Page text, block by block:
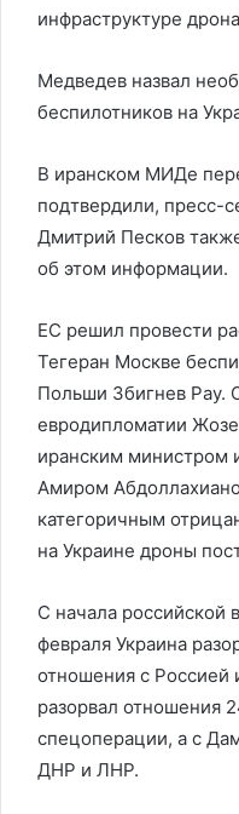
инфраструктуре
Медведев назвал
беспилотников на
В иранском МИДе
подтвердили, пресс-
Дмитрий Песков
об этом информации.
ЕС решил провести
Тегеран Москве
Польши Збигнев Рау.
евродипломатии
иранским министром
Амиром
категоричным
на Украине дроны
С начала российской
февраля Украина
отношения с
разорвал отношения
спецоперации, а с
ДНР и ЛНР.